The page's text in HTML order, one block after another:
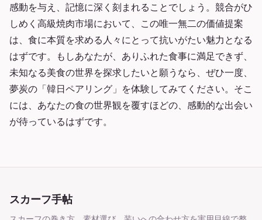
感動を与え、記憶に深く刻まれることでしょう。競合がひ
しめく高級焼肉市場において、この唯一無二の価値提案
は、食に本質を求める人々にとって抗いがたい魅力となる
はずです。もしあなたが、ありふれた食事に満足できず、
未知なる美食の世界を探求したいと願うなら、ぜひ一度、
夢炭の「韓日ペアリング」を体験してみてください。そこ
には、あなたの食の世界観を覆すほどの、感動的な出会い
が待っているはずです。
スカーフ手帖